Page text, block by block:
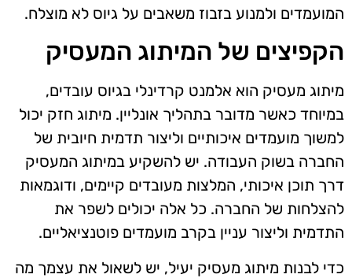
המועמדים ולמנוע בזבוז משאבים על גיוס לא מוצלח.
הקפיצים של המיתוג המעסיק
מיתוג מעסיק הוא אלמנט קרדינלי בגיוס עובדים,
במיוחד כאשר מדובר בתהליך אונליין. מיתוג חזק יכול
למשוך מועמדים איכותיים וליצור תדמית חיובית של
החברה בשוק העבודה. יש להשקיע במיתוג המעסיק
דרך תוכן איכותי, המלצות מעובדים קיימים, ודוגמאות
להצלחות של החברה. כל אלה יכולים לשפר את
התדמית וליצור עניין בקרב מועמדים פוטנציאליים.
כדי לבנות מיתוג מעסיק יעיל, יש לשאול את עצמך מה